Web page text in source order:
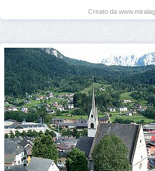
Creato da